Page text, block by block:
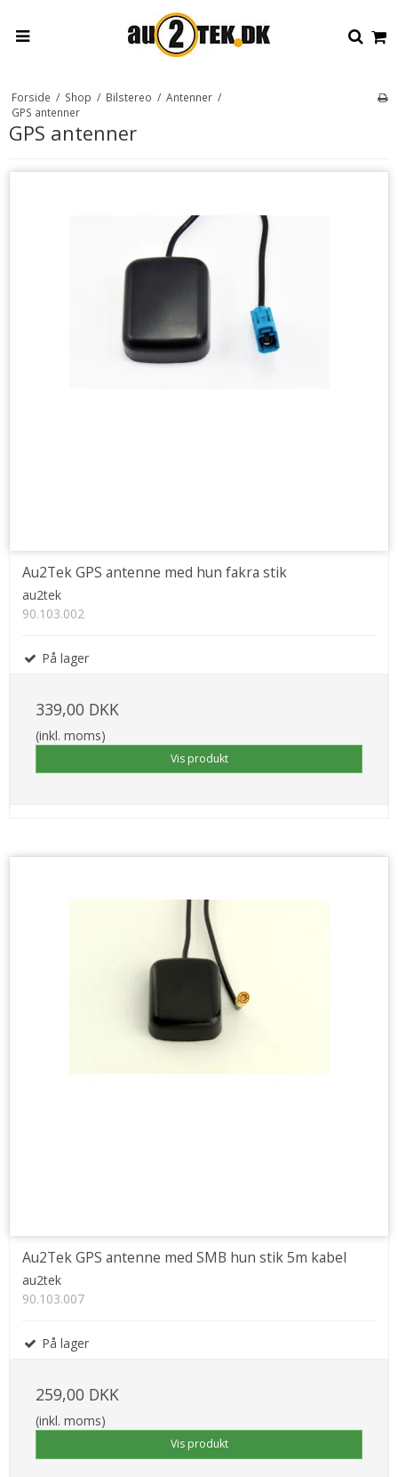
Forside / Shop / Bilstereo / Antenner /
GPS antenner
GPS antenner
Au2Tek GPS antenne med hun fakra stik
au2tek
90.103.002
På lager
339,00 DKK
(inkl. moms)
Vis produkt
Au2Tek GPS antenne med SMB hun stik 5m kabel
au2tek
90.103.007
På lager
259,00 DKK
(inkl. moms)
Vis produkt